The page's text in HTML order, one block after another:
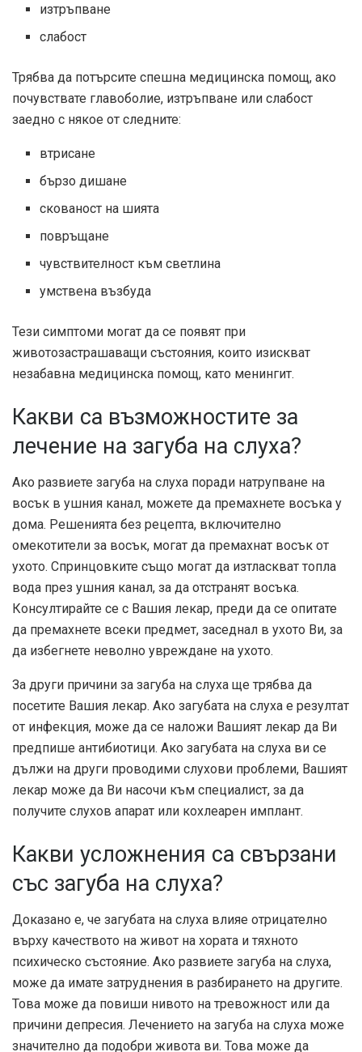
изтръпване
слабост
Трябва да потърсите спешна медицинска помощ, ако
почувствате главоболие, изтръпване или слабост
заедно с някое от следните:
втрисане
бързо дишане
скованост на шията
повръщане
чувствителност към светлина
умствена възбуда
Тези симптоми могат да се появят при
животозастрашаващи състояния, които изискват
незабавна медицинска помощ, като менингит.
Какви са възможностите за
лечение на загуба на слуха?
Ако развиете загуба на слуха поради натрупване на
восък в ушния канал, можете да премахнете восъка у
дома. Решенията без рецепта, включително
омекотители за восък, могат да премахнат восък от
ухото. Спринцовките също могат да изтласкват топла
вода през ушния канал, за да отстранят восъка.
Консултирайте се с Вашия лекар, преди да се опитате
да премахнете всеки предмет, заседнал в ухото Ви, за
да избегнете неволно увреждане на ухото.
За други причини за загуба на слуха ще трябва да
посетите Вашия лекар. Ако загубата на слуха е резултат
от инфекция, може да се наложи Вашият лекар да Ви
предпише антибиотици. Ако загубата на слуха ви се
дължи на други проводими слухови проблеми, Вашият
лекар може да Ви насочи към специалист, за да
получите слухов апарат или кохлеарен имплант.
Какви усложнения са свързани
със загуба на слуха?
Доказано е, че загубата на слуха влияе отрицателно
върху качеството на живот на хората и тяхното
психическо състояние. Ако развиете загуба на слуха,
може да имате затруднения в разбирането на другите.
Това може да повиши нивото на тревожност или да
причини депресия. Лечението на загуба на слуха може
значително да подобри живота ви. Това може да